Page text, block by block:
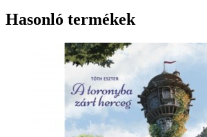
Hasonló termékek